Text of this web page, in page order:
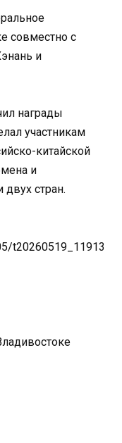
совместно с
и
награды
участникам
китайской
и
стран.
t20260519_11913